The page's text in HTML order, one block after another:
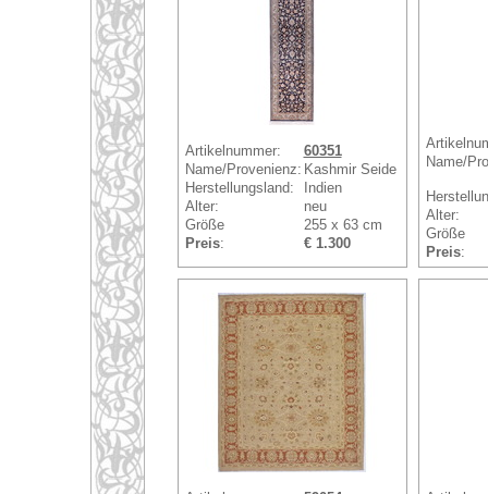
Artikelnummer:
60351
Name/Provenienz: Kashmir Seide
Herstellungsland:
Indien
Alter:
neu
Größe
255 x 63 cm
Preis: € 1.300
Name/
Alter:
Größe
Preis: